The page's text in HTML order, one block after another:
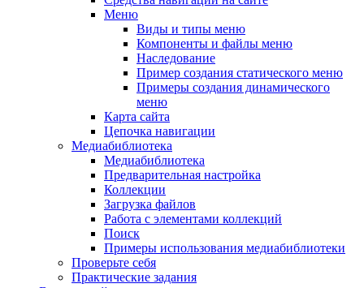
Меню
Виды и типы меню
Компоненты и файлы меню
Наследование
Пример создания статического меню
Примеры создания динамического
меню
Карта сайта
Цепочка навигации
Медиабиблиотека
Медиабиблиотека
Предварительная настройка
Коллекции
Загрузка файлов
Работа с элементами коллекций
Поиск
Примеры использования медиабиблиотеки
Проверьте себя
Практические задания